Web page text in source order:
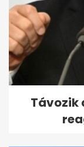
Távozik